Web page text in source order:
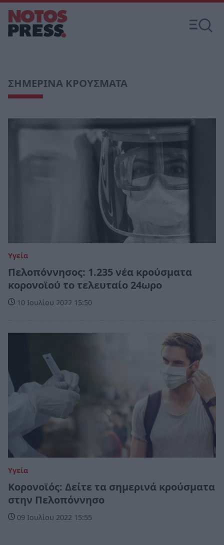
ΣΗΜΕΡΙΝΑ ΚΡΟΥΣΜΑΤΑ
Υγεία
Πελοπόννησος: 1.235 νέα κρούσματα
κορονοϊού το τελευταίο 24ωρο
10 Ιουλίου 2022 15:50
Υγεία
Κορονοϊός: Δείτε τα σημερινά κρούσματα
στην Πελοπόννησο
09 Ιουλίου 2022 15:55